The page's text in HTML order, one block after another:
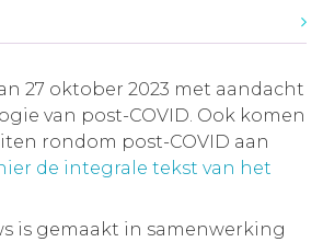
27 oktober 2023 met aandacht
van post-COVID. Ook komen
rondom post-COVID aan
de integrale tekst van het
is gemaakt in samenwerking